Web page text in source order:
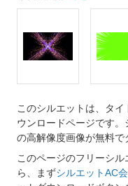
このシルエットは、タ
ウンロードページです
の高解像度画像が無料で
このページのフリーシ
ら、まずシルエットAC